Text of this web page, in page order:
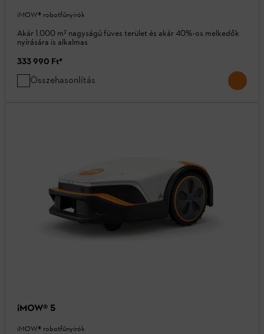
iMOW® robotfűnyírók
Akár 1.000 m² nagyságú füves terület és akár 40%-os melkedők
nyírására is alkalmas
333 990 Ft*
Összehasonlítás
iMOW® 5
iMOW® robotfűnyírók